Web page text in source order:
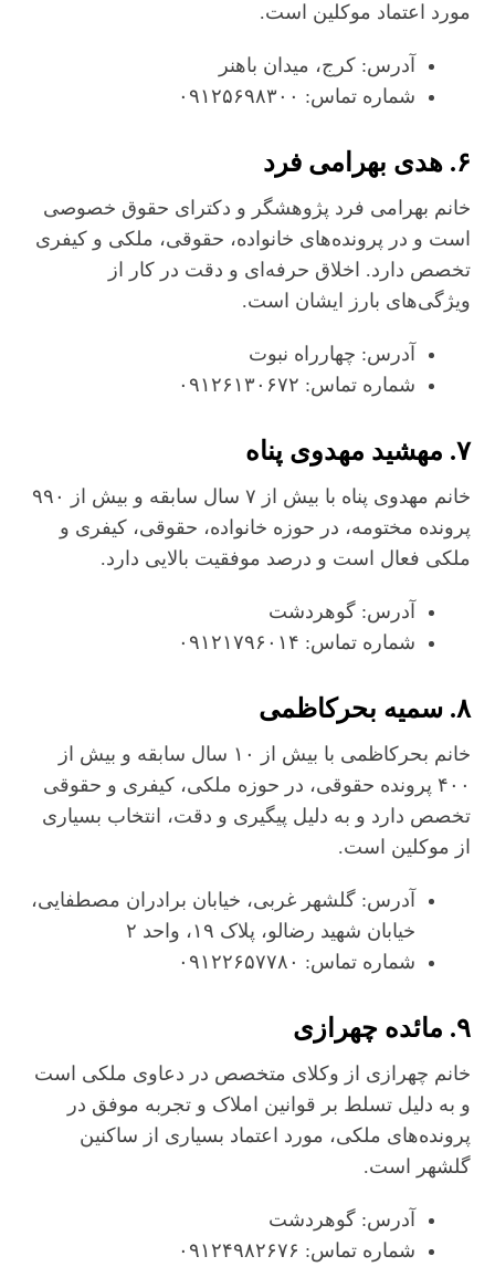
مورد اعتماد موکلین است.
آدرس: کرج، میدان باهنر
شماره تماس: ۰۹۱۲۵۶۹۸۳۰۰
۶. هدی بهرامی فرد
خانم بهرامی فرد پژوهشگر و دکترای حقوق خصوصی
است و در پرونده‌های خانواده، حقوقی، ملکی و کیفری
تخصص دارد. اخلاق حرفه‌ای و دقت در کار از
ویژگی‌های بارز ایشان است.
آدرس: چهارراه نبوت
شماره تماس: ۰۹۱۲۶۱۳۰۶۷۲
۷. مهشید مهدوی پناه
خانم مهدوی پناه با بیش از ۷ سال سابقه و بیش از ۹۹۰
پرونده مختومه، در حوزه خانواده، حقوقی، کیفری و
ملکی فعال است و درصد موفقیت بالایی دارد.
آدرس: گوهردشت
شماره تماس: ۰۹۱۲۱۷۹۶۰۱۴
۸. سمیه بحرکاظمی
خانم بحرکاظمی با بیش از ۱۰ سال سابقه و بیش از
۴۰۰ پرونده حقوقی، در حوزه ملکی، کیفری و حقوقی
تخصص دارد و به دلیل پیگیری و دقت، انتخاب بسیاری
از موکلین است.
آدرس: گلشهر غربی، خیابان برادران مصطفایی،
خیابان شهید رضالو، پلاک ۱۹، واحد ۲
شماره تماس: ۰۹۱۲۲۶۵۷۷۸۰
۹. مائده چهرازی
خانم چهرازی از وکلای متخصص در دعاوی ملکی است
و به دلیل تسلط بر قوانین املاک و تجربه موفق در
پرونده‌های ملکی، مورد اعتماد بسیاری از ساکنین
گلشهر است.
آدرس: گوهردشت
شماره تماس: ۰۹۱۲۴۹۸۲۶۷۶